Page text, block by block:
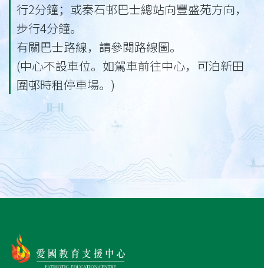
行2分鐘；或秦石邨巴士總站向豐盛苑方向，
步行4分鐘。
有關巴士路線，請參閱路線圖。
(中心不設車位。如駕車前往中心，可泊新田
圍邨時租停車場。)